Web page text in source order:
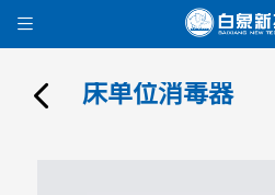

 床单位消毒器